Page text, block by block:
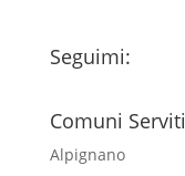
Seguimi:
Comuni Serviti
Alpignano